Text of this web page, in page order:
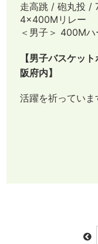
走高跳 / 砲丸投 /
4×400Mリレー
＜男子＞ 400M
【男子バスケ
阪府内】
活躍を祈っていま